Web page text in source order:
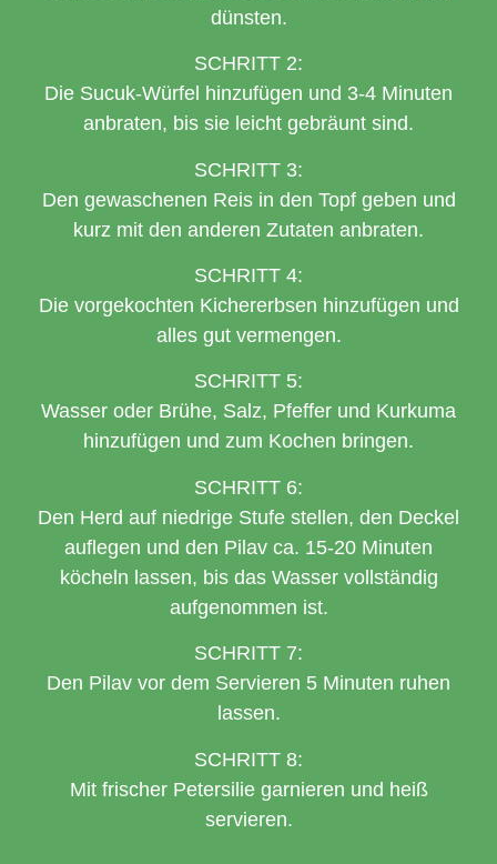
dünsten.
SCHRITT 2:
Die Sucuk-Würfel hinzufügen und 3-4 Minuten
anbraten, bis sie leicht gebräunt sind.
SCHRITT 3:
Den gewaschenen Reis in den Topf geben und
kurz mit den anderen Zutaten anbraten.
SCHRITT 4:
Die vorgekochten Kichererbsen hinzufügen und
alles gut vermengen.
SCHRITT 5:
Wasser oder Brühe, Salz, Pfeffer und Kurkuma
hinzufügen und zum Kochen bringen.
SCHRITT 6:
Den Herd auf niedrige Stufe stellen, den Deckel
auflegen und den Pilav ca. 15-20 Minuten
köcheln lassen, bis das Wasser vollständig
aufgenommen ist.
SCHRITT 7:
Den Pilav vor dem Servieren 5 Minuten ruhen
lassen.
SCHRITT 8:
Mit frischer Petersilie garnieren und heiß
servieren.